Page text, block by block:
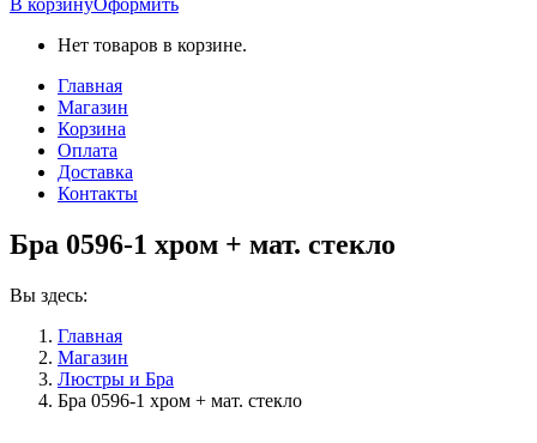
В корзинуОформить
Нет товаров в корзине.
Главная
Магазин
Корзина
Оплата
Доставка
Контакты
Бра 0596-1 хром + мат. стекло
Вы здесь:
Главная
Магазин
Люстры и Бра
Бра 0596-1 хром + мат. стекло